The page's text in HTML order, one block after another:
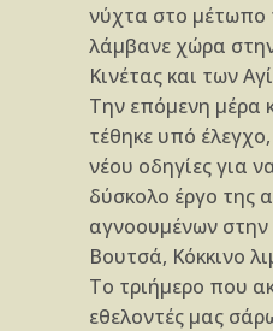
νύχτα στο μέτωπο
λάμβανε χώρα
Κινέτας και των
Την επόμενη μέρα
τέθηκε υπό
νέου οδηγίες για
δύσκολο έργο της
αγνοουμένων
Βουτσά, Κόκκινο
Το τριήμερο που
εθελοντές μας